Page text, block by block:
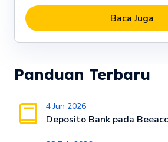
Baca Juga
Panduan Terbaru
4 Jun 2026
Deposito Bank pada